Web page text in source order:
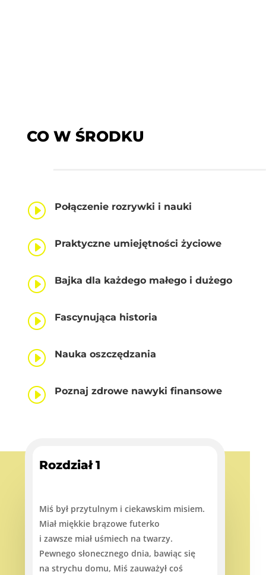
CO W ŚRODKU
I Połączenie rozrywki i nauki
I Praktyczne umiejętności życiowe
I Bajka dla każdego małego i dużego
I Fascynująca historia
I Nauka oszczędzania
I Poznaj zdrowe nawyki finansowe
Rozdział 1
Miś był przytulnym i ciekawskim misiem.
Miał miękkie brązowe futerko
i zawsze miał uśmiech na twarzy.
Pewnego słonecznego dnia, bawiąc się
na strychu domu, Miś zauważył coś